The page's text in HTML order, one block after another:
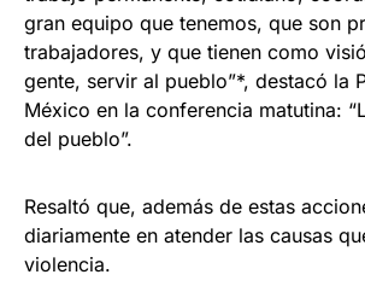
gran equipo que tenemos, que son
trabajadores, y que tienen como
gente, servir al pueblo”*, destacó la
México en la conferencia matutina:
del pueblo”.
Resaltó que, además de estas
diariamente en atender las causas
violencia.